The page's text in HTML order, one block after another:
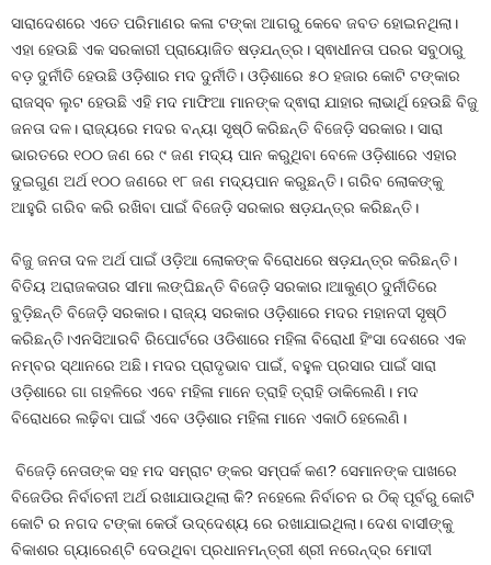
ସାରାଦେଶରେ ଏତେ ପରିମାଣର କଳା ଟଙ୍କା ଆଗରୁ କେବେ ଜବତ ହୋଇନଥିଲା।
ଏହା ହେଉଛି ଏକ ସରକାରୀ ପ୍ରାୟୋଜିତ ଷଡ଼ଯନ୍ତ୍ର। ସ୍ଵାଧୀନତା ପରର ସବୁଠାରୁ
ବଡ଼ ଦୁର୍ନୀତି ହେଉଛି ଓଡ଼ିଶାର ମଦ ଦୁର୍ନୀତି। ଓଡ଼ିଶାରେ ୫୦ ହଜାର କୋଟି ଟଙ୍କାର
ରାଜସ୍ବ ଲୁଟ ହେଉଛି ଏହି ମଦ ମାଫିଆ ମାନଙ୍କ ଦ୍ଵାରା ଯାହାର ଲାଭାର୍ଥି ହେଉଛି ବିଜୁ
ଜନତା ଦଳ। ରାଜ୍ୟରେ ମଦର ବନ୍ୟା ସୃଷ୍ଠି କରିଛନ୍ତି ବିଜେଡ଼ି ସରକାର। ସାରା
ଭାରତରେ ୧୦୦ ଜଣ ରେ ୯ ଜଣ ମଦ୍ୟ ପାନ କରୁଥିବା ବେଳେ ଓଡ଼ିଶାରେ ଏହାର
ଦୁଇଗୁଣ ଅର୍ଥ ୧୦୦ ଜଣରେ ୧୮ ଜଣ ମଦ୍ୟପାନ କରୁଛନ୍ତି। ଗରିବ ଲୋକଙ୍କୁ
ଆହୁରି ଗରିବ କରି ରଖିବା ପାଇଁ ବିଜେଡ଼ି ସରକାର ଷଡ଼ଯନ୍ତ୍ର କରିଛନ୍ତି।
ବିଜୁ ଜନତା ଦଳ ଅର୍ଥ ପାଇଁ ଓଡ଼ିଆ ଲୋକଙ୍କ ବିରୋଧରେ ଷଡ଼ଯନ୍ତ୍ର କରିଛନ୍ତି।
ବିତିୟ ଅରାଜକତାର ସୀମା ଲଙ୍ଘିଛନ୍ତି ବିଜେଡ଼ି ସରକାର।ଆକୁଣ୍ଠ ଦୁର୍ନୀତିରେ
ବୁଡ଼ିଛନ୍ତି ବିଜେଡ଼ି ସରକାର। ରାଜ୍ୟ ସରକାର ଓଡ଼ିଶାରେ ମଦର ମହାନଦୀ ସୃଷ୍ଠି
କରିଛନ୍ତି।ଏନସିଆରବି ରିପୋର୍ଟରେ ଓଡିଶାରେ ମହିଳା ବିରୋଧୀ ହିଂସା ଦେଶରେ ଏକ
ନମ୍ବର ସ୍ଥାନରେ ଅଛି। ମଦର ପ୍ରାଦୃଭାବ ପାଇଁ, ବହୁଳ ପ୍ରସାର ପାଇଁ ସାରା
ଓଡ଼ିଶାରେ ଗା ଗହଳିରେ ଏବେ ମହିଳା ମାନେ ତ୍ରାହି ତ୍ରାହି ଡାକିଲେଣି। ମଦ
ବିରୋଧରେ ଲଢ଼ିବା ପାଇଁ ଏବେ ଓଡ଼ିଶାର ମହିଳା ମାନେ ଏକାଠି ହେଲେଣି।
ବିଜେଡ଼ି ନେତାଙ୍କ ସହ ମଦ ସମ୍ରାଟ ଙ୍କର ସମ୍ପର୍କ କଣ? ସେମାନଙ୍କ ପାଖରେ
ବିଜେଡିର ନିର୍ବାଚନୀ ଅର୍ଥ ରଖାଯାଉଥିଲା କି? ନହେଲେ ନିର୍ବାଚନ ର ଠିକ୍ ପୂର୍ବରୁ କୋଟି
କୋଟି ର ନଗଦ ଟଙ୍କା କେଉଁ ଉଦ୍ଦେଶ୍ୟ ରେ ରଖାଯାଇଥିଲା। ଦେଶ ବାସୀଙ୍କୁ
ବିକାଶର ଗ୍ୟାରେଣ୍ଟି ଦେଉଥିବା ପ୍ରଧାନମନ୍ତ୍ରୀ ଶ୍ରୀ ନରେନ୍ଦ୍ର ମୋଦୀ